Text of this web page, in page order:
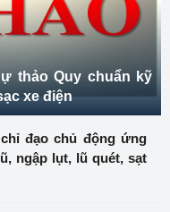
thảo Quy chuẩn kỹ
xe điện
đạo chủ động ứng
ngập lụt, lũ quét, sạt